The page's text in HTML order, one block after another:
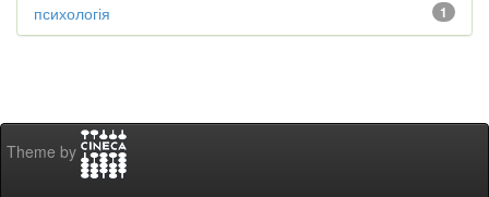
1
психологія
Theme by